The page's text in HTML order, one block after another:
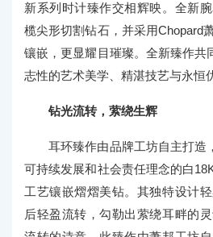
新系列时计臻作交相辉映。全新
榄尖形切割钻石，并采用Chopard
镶嵌，更显耀目璀璨。全新臻作共
志性的艺术美学、精湛技艺与永恒
钻光流转，萦绕生辉
耳环臻作由品牌工坊自主打造
可持续发展和社会责任理念的白
工艺镶嵌熠熠美钻。其独特设计
后轻盈流转，勾勒出萦绕耳畔的